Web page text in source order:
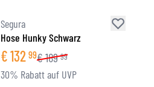
Segura
Hose Hunky Schwarz
€132 99€189 99
30% Rabatt auf UVP